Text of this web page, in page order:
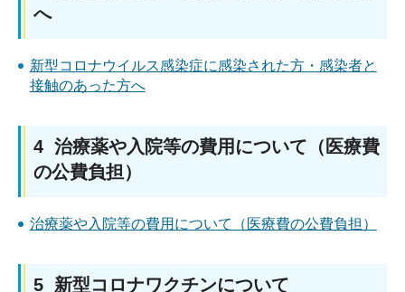
へ
新型コロナウイルス感染症に感染された方・感染者と
接触のあった方へ
4 治療薬や入院等の費用について（医療費
の公費負担）
治療薬や入院等の費用について（医療費の公費負担）
5 新型コロナワクチンについて